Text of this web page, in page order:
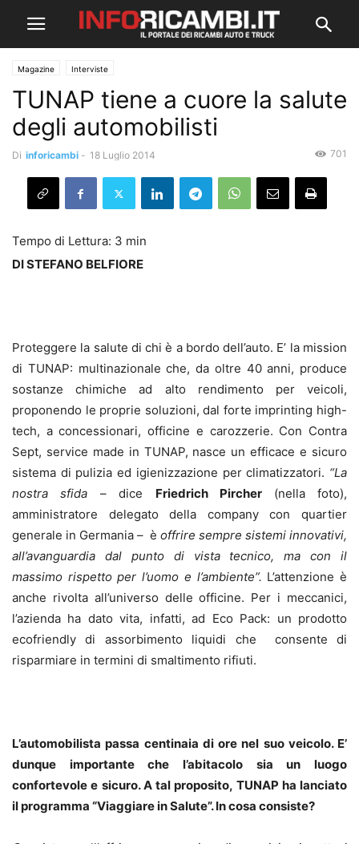
Magazine Interviste
TUNAP tiene a cuore la salute
degli automobilisti
Di inforicambi - 18 Luglio 2014 701
DI STEFANO BELFIORE
Proteggere la salute di chi è a bordo dell’auto. E’ la mission
di TUNAP: multinazionale che, da oltre 40 anni, produce
sostanze chimiche ad alto rendimento per veicoli,
proponendo le proprie soluzioni, dal forte imprinting high-
tech, a concessionari, officine e carozzerie. Con Contra
Sept, service made in TUNAP, nasce un efficace e sicuro
sistema di pulizia ed igienizzazione per climatizzatori. “La
nostra sfida – dice Friedrich Pircher (nella foto),
amministratore delegato della company con quartier
generale in Germania – è offrire sempre sistemi innovativi,
all’avanguardia dal punto di vista tecnico, ma con il
massimo rispetto per l’uomo e l’ambiente”. L’attenzione è
anche rivolta all’universo delle officine. Per i meccanici,
l’azienda ha dato vita, infatti, ad Eco Pack: un prodotto
ecofriendly di assorbimento liquidi che consente di
risparmiare in termini di smaltimento rifiuti.
L’automobilista passa centinaia di ore nel suo veicolo. E’
dunque importante che l’abitacolo sia un luogo
confortevole e sicuro. A tal proposito, TUNAP ha lanciato
il programma “Viaggiare in Salute”. In cosa consiste?